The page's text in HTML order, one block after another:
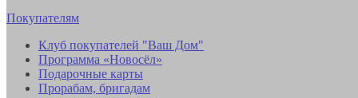
Покупателям
Клуб покупателей "Ваш Дом"
Программа «Новосёл»
Подарочные карты
Прорабам, бригадам